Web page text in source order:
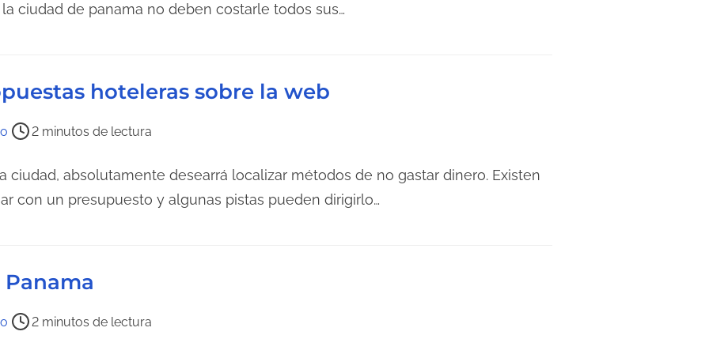
ciudad de panama no deben costarle todos sus…
hoteleras sobre la web
2 minutos de lectura
ciudad, absolutamente desearrá localizar métodos de no gastar dinero. Existen
con un presupuesto y algunas pistas pueden dirigirlo…
2 minutos de lectura